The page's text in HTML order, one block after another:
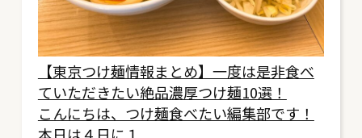
【東京つけ麺情報まとめ】一度は是非食べ
ていただきたい絶品濃厚つけ麺10選！
こんにちは、つけ麺食べたい編集部です！